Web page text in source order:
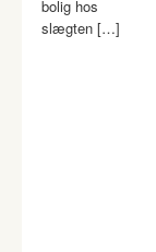
bolig hos
slægten […]